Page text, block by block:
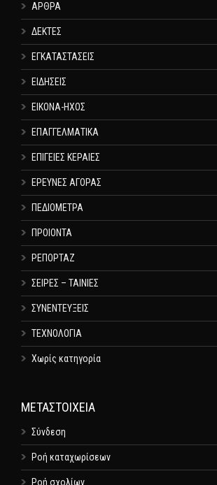
ΑΡΘΡΑ
ΔΕΚΤΕΣ
ΕΓΚΑΤΑΣΤΑΣΕΙΣ
ΕΙΔΗΣΕΙΣ
ΕΙΚΟΝΑ-ΗΧΟΣ
ΕΠΑΓΓΕΛΜΑΤΙΚΑ
ΕΠΙΓΕΙΕΣ ΚΕΡΑΙΕΣ
ΕΡΕΥΝΕΣ ΑΓΟΡΑΣ
ΠΕΔΙΟΜΕΤΡΑ
ΠΡΟΙΟΝΤΑ
ΡΕΠΟΡΤΑΖ
ΣΕΙΡΕΣ – ΤΑΙΝΙΕΣ
ΣΥΝΕΝΤΕΥΞΕΙΣ
ΤΕΧΝΟΛΟΓΙΑ
Χωρίς κατηγορία
ΜΕΤΑΣΤΟΙΧΕΊΑ
Σύνδεση
Ροή καταχωρίσεων
Ροή σχολίων